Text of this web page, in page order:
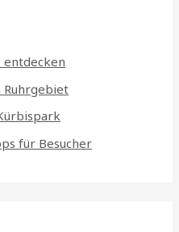
entdecken
für Besucher